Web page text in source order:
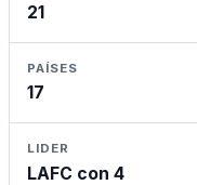
21
PAÍSES
17
LIDER
LAFC con 4